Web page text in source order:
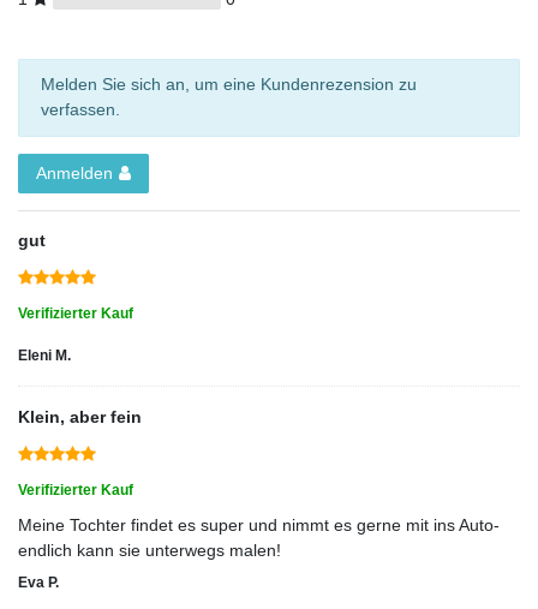
Melden Sie sich an, um eine Kundenrezension zu
verfassen.
Anmelden
gut
Verifizierter Kauf
Eleni M.
Klein, aber fein
Verifizierter Kauf
Meine Tochter findet es super und nimmt es gerne mit ins Auto-
endlich kann sie unterwegs malen!
Eva P.